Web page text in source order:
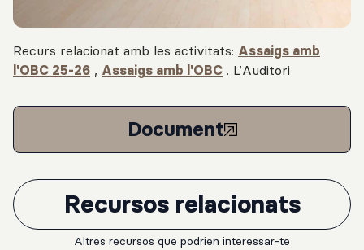
Recurs relacionat amb les activitats: Assaigs amb
l'OBC 25-26 , Assaigs amb l'OBC . L’Auditori
Document
Recursos relacionats
Altres recursos que podrien interessar-te